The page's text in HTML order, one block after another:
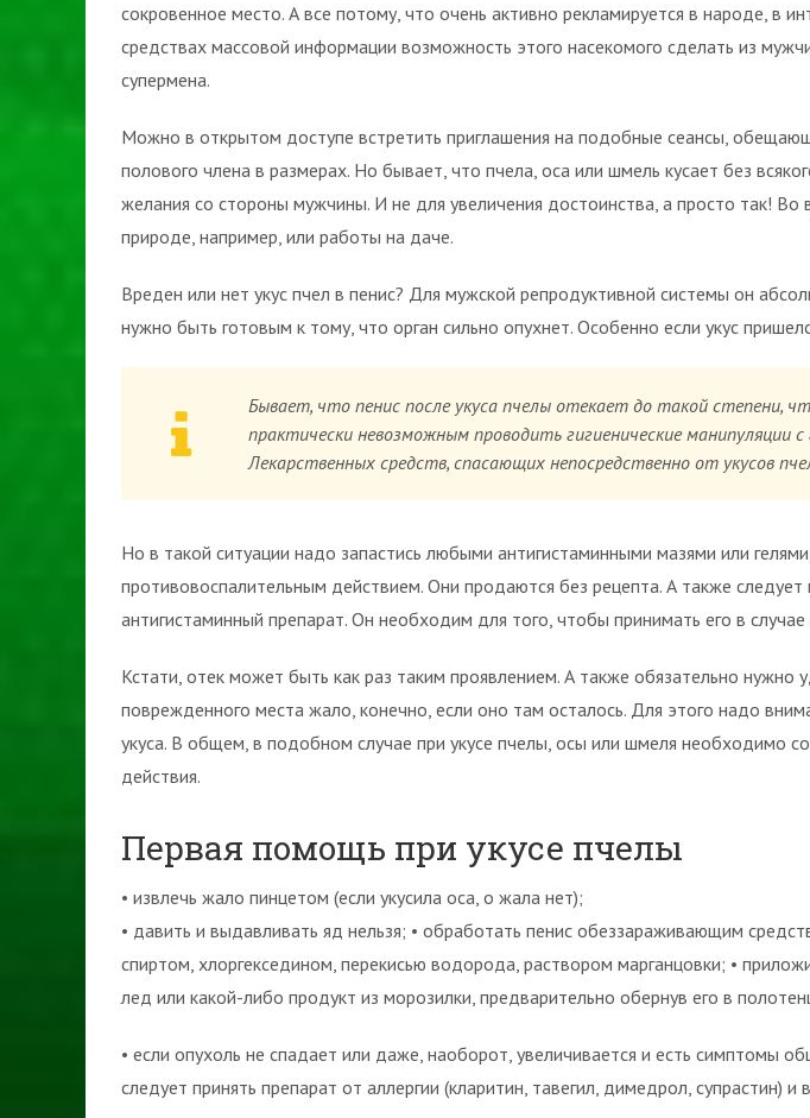
сокровенное место. А все потому, что очень активно рекламируется в народе, в
средствах массовой информации возможность этого насекомого сделать из
супермена.
Можно в открытом доступе встретить приглашения на подобные сеансы,
полового члена в размерах. Но бывает, что пчела, оса или шмель кусает без
желания со стороны мужчины. И не для увеличения достоинства, а просто так! Во
природе, например, или работы на даче.
Вреден или нет укус пчел в пенис? Для мужской репродуктивной системы он
нужно быть готовым к тому, что орган сильно опухнет. Особенно если укус
Бывает, что пенис после укуса пчелы отекает до такой степени,
практически невозможным проводить гигиенические манипуляции с
Лекарственных средств, спасающих непосредственно от укусов
Но в такой ситуации надо запастись любыми антигистаминными мазями или
противовоспалительным действием. Они продаются без рецепта. А также
антигистаминный препарат. Он необходим для того, чтобы принимать его в случае
Кстати, отек может быть как раз таким проявлением. А также обязательно нужно
поврежденного места жало, конечно, если оно там осталось. Для этого надо
укуса. В общем, в подобном случае при укусе пчелы, осы или шмеля необходимо
действия.
Первая помощь при укусе пчелы
• извлечь жало пинцетом (если укусила оса, о жала нет);
• давить и выдавливать яд нельзя; • обработать пенис обеззараживающим
спиртом, хлоргекседином, перекисью водорода, раствором марганцовки; •
лед или какой-либо продукт из морозилки, предварительно обернув его в
• если опухоль не спадает или даже, наоборот, увеличивается и есть симптомы
следует принять препарат от аллергии (кларитин, тавегил, димедрол, супрастин)